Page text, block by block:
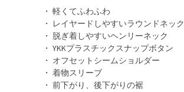
・ 軽くてふわふわ
・ レイヤードしやすいラウンドネック
・ 脱ぎ着しやすいヘンリーネック
・ YKKプラスチックスナップボタン
・ オフセットシームショルダー
・ 着物スリーブ
・ 前下がり、後下がりの裾